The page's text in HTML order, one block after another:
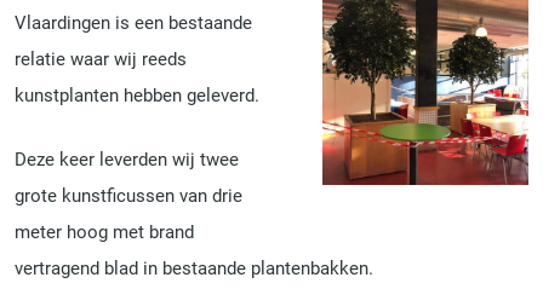
Vlaardingen is een bestaande
relatie waar wij reeds
kunstplanten hebben geleverd.
Deze keer leverden wij twee
grote kunstficussen van drie
meter hoog met brand
vertragend blad in bestaande plantenbakken.